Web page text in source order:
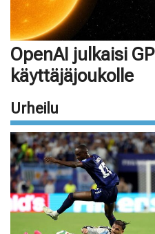
OpenAI julkaisi
käyttäjäjoukolle
Urheilu